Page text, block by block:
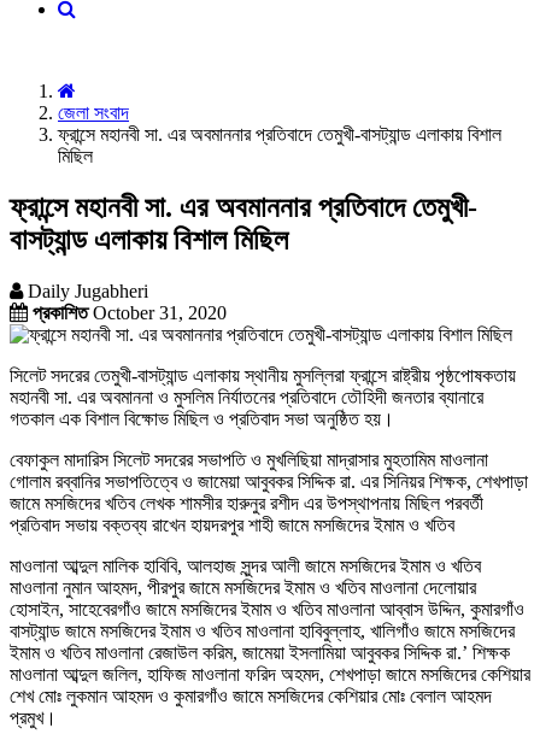
জেলা সংবাদ
ফ্রান্সে মহানবী সা. এর অবমাননার প্রতিবাদে তেমুখী-বাসট্যান্ড এলাকায় বিশাল
মিছিল
ফ্রান্সে মহানবী সা. এর অবমাননার প্রতিবাদে তেমুখী-
বাসট্যান্ড এলাকায় বিশাল মিছিল
Daily Jugabheri
প্রকাশিতOctober 31, 2020
সিলেট সদরের তেমুখী-বাসট্যান্ড এলাকায় স্থানীয় মুসল্লিরা ফ্রান্সে রাষ্ট্রীয় পৃষ্ঠপোষকতায়
মহানবী সা. এর অবমাননা ও মুসলিম নির্যাতনের প্রতিবাদে তৌহিদী জনতার ব্যানারে
গতকাল এক বিশাল বিক্ষোভ মিছিল ও প্রতিবাদ সভা অনুষ্ঠিত হয়।
বেফাকুল মাদারিস সিলেট সদরের সভাপতি ও মুখলিছিয়া মাদ্রাসার মুহতামিম মাওলানা
গোলাম রব্বানির সভাপতিত্বে ও জামেয়া আবুবকর সিদ্দিক রা. এর সিনিয়র শিক্ষক, শেখপাড়া
জামে মসজিদের খতিব লেখক শামসীর হারুনুর রশীদ এর উপস্থাপনায় মিছিল পরবর্তী
প্রতিবাদ সভায় বক্তব্য রাখেন হায়দরপুর শাহী জামে মসজিদের ইমাম ও খতিব
মাওলানা আব্দুল মালিক হাবিবি, আলহাজ সুন্দর আলী জামে মসজিদের ইমাম ও খতিব
মাওলানা নুমান আহমদ, পীরপুর জামে মসজিদের ইমাম ও খতিব মাওলানা দেলোয়ার
হোসাইন, সাহেবেরগাঁও জামে মসজিদের ইমাম ও খতিব মাওলানা আব্বাস উদ্দিন, কুমারগাঁও
বাসট্যান্ড জামে মসজিদের ইমাম ও খতিব মাওলানা হাবিবুল্লাহ, খালিগাঁও জামে মসজিদের
ইমাম ও খতিব মাওলানা রেজাউল করিম, জামেয়া ইসলামিয়া আবুবকর সিদ্দিক রা.’ শিক্ষক
মাওলানা আব্দুল জলিল, হাফিজ মাওলানা ফরিদ অহমদ, শেখপাড়া জামে মসজিদের কেশিয়ার
শেখ মোঃ লুকমান আহমদ ও কুমারগাঁও জামে মসজিদের কেশিয়ার মোঃ বেলাল আহমদ
প্রমুখ।